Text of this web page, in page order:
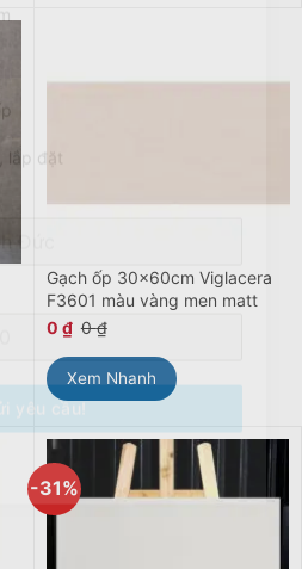
tư vấn
yêu cầu!
Gạch ốp 30x60cm Viglacera
F3601 màu vàng men matt
0 ₫ 0₫
Xem Nhanh
-31%